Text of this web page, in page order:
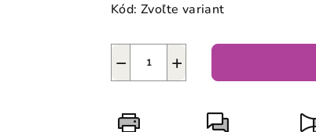
Kód: Zvoľte variant
+
−